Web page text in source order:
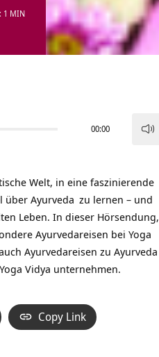
1 MIN
00:00
Welt, in eine faszinierende
über Ayurveda zu lernen – und
Leben. In dieser Hörsendung,
Ayurvedareisen bei Yoga
Ayurvedareisen zu Ayurveda
Vidya unternehmen.
Copy Link